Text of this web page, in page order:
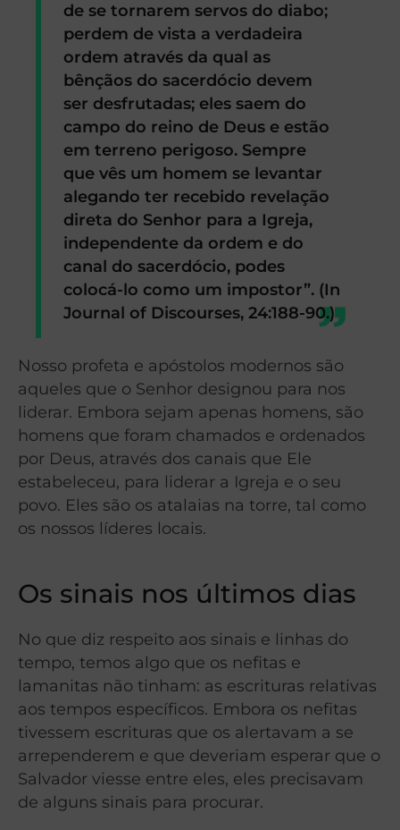
de se tornarem servos do diabo;
perdem de vista a verdadeira
ordem através da qual as
bênçãos do sacerdócio devem
ser desfrutadas; eles saem do
campo do reino de Deus e estão
em terreno perigoso. Sempre
que vês um homem se levantar
alegando ter recebido revelação
direta do Senhor para a Igreja,
independente da ordem e do
canal do sacerdócio, podes
colocá-lo como um impostor”. (In
Journal of Discourses, 24:188-90.)
Nosso profeta e apóstolos modernos são
aqueles que o Senhor designou para nos
liderar. Embora sejam apenas homens, são
homens que foram chamados e ordenados
por Deus, através dos canais que Ele
estabeleceu, para liderar a Igreja e o seu
povo. Eles são os atalaias na torre, tal como
os nossos líderes locais.
Os sinais nos últimos dias
No que diz respeito aos sinais e linhas do
tempo, temos algo que os nefitas e
lamanitas não tinham: as escrituras relativas
aos tempos específicos. Embora os nefitas
tivessem escrituras que os alertavam a se
arrependerem e que deveriam esperar que o
Salvador viesse entre eles, eles precisavam
de alguns sinais para procurar.